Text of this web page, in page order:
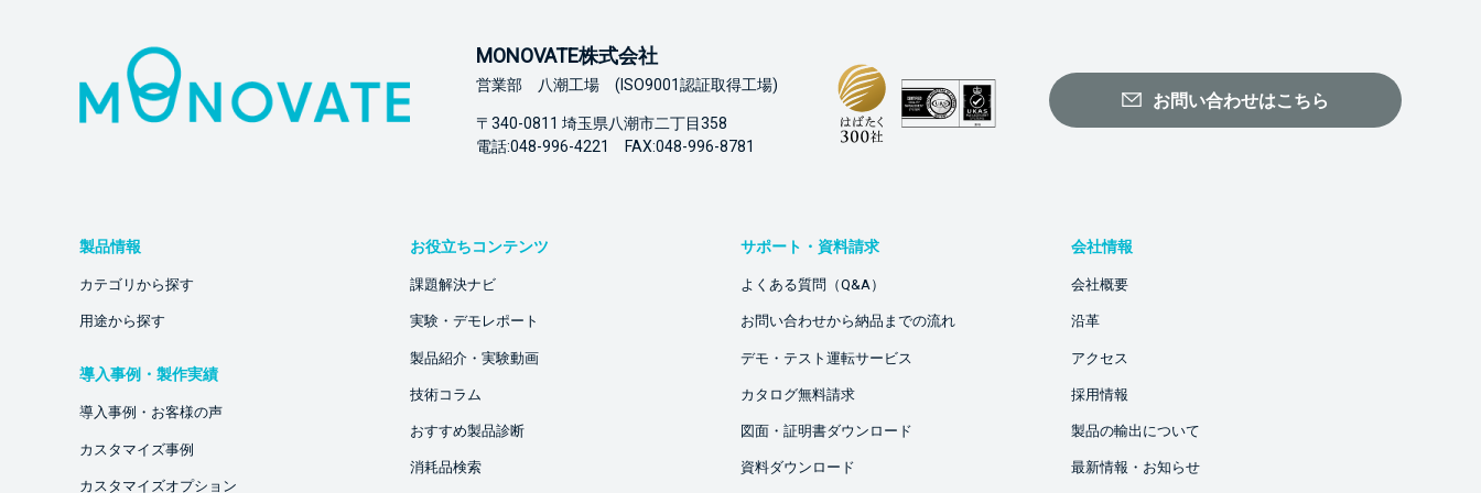
MONOVATE株式会社
営業部 八潮工場 (ISO9001認証取得工場)
〒340-0811 埼玉県八潮市二丁目358
電話:048-996-4221 FAX:048-996-8781
お問い合わせはこちら
製品情報
カテゴリから探す
用途から探す
導入事例・製作実績
導入事例・お客様の声
カスタマイズ事例
カスタマイズオプション
お役立ちコンテンツ
課題解決ナビ
実験・デモレポート
製品紹介・実験動画
技術コラム
おすすめ製品診断
消耗品検索
サポート・資料請求
よくある質問（Q&A）
お問い合わせから納品までの流れ
デモ・テスト運転サービス
カタログ無料請求
図面・証明書ダウンロード
資料ダウンロード
会社情報
会社概要
沿革
アクセス
採用情報
製品の輸出について
最新情報・お知らせ